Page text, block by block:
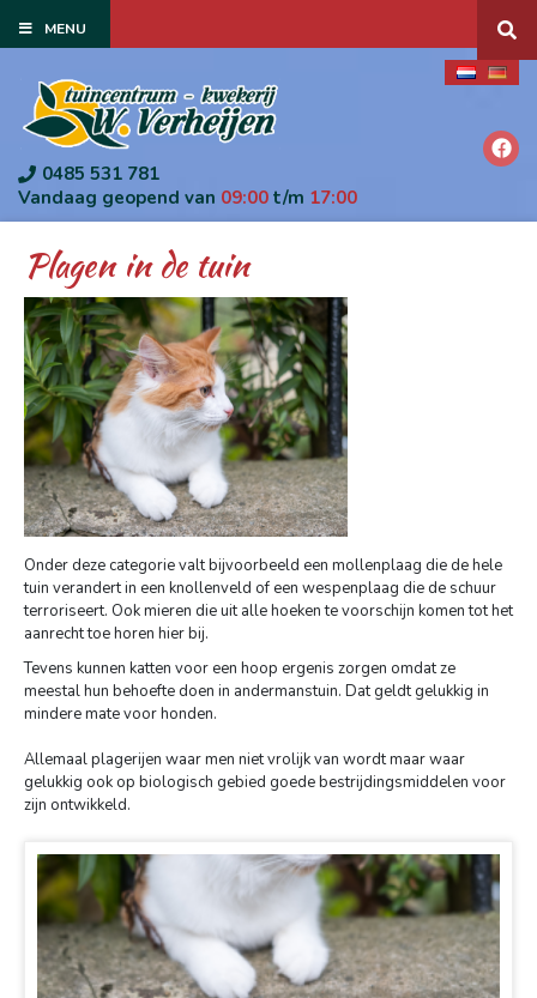
n
MENU
0485 531 781
Vandaag geopend van 09:00 t/m 17:00
Plagen in de tuin
Onder deze categorie valt bijvoorbeeld een mollenplaag die de hele
tuin verandert in een knollenveld of een wespenplaag die de schuur
terroriseert. Ook mieren die uit alle hoeken te voorschijn komen tot het
aanrecht toe horen hier bij.
Tevens kunnen katten voor een hoop ergenis zorgen omdat ze
meestal hun behoefte doen in andermanstuin. Dat geldt gelukkig in
mindere mate voor honden.
Allemaal plagerijen waar men niet vrolijk van wordt maar waar
gelukkig ook op biologisch gebied goede bestrijdingsmiddelen voor
zijn ontwikkeld.